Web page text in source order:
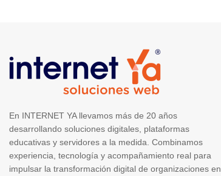
En INTERNET YA llevamos más de 20 años
desarrollando soluciones digitales, plataformas
educativas y servidores a la medida. Combinamos
experiencia, tecnología y acompañamiento real para
impulsar la transformación digital de organizaciones en